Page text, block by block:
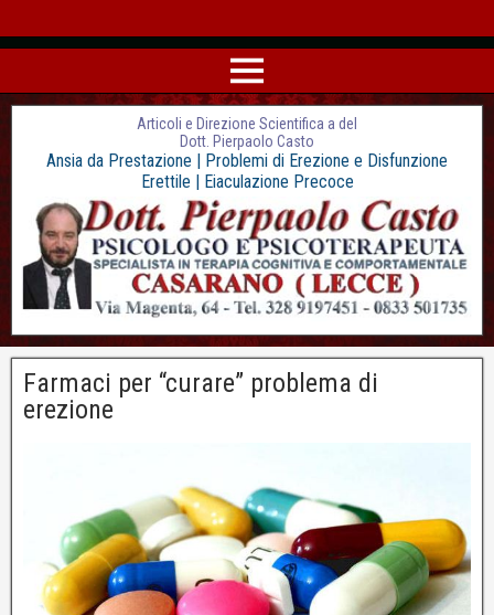
Articoli e Direzione Scientifica a del
Dott. Pierpaolo Casto
Ansia da Prestazione | Problemi di Erezione e Disfunzione
Erettile | Eiaculazione Precoce
Farmaci per “curare” problema di
erezione